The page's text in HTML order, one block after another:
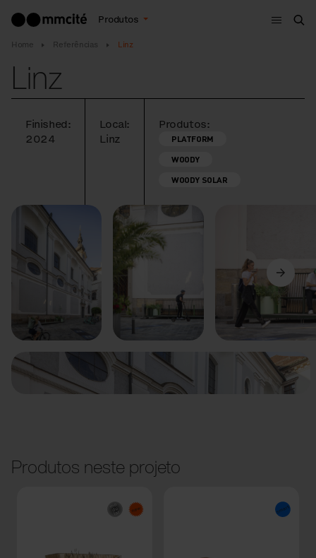
Produtos
Menu
Home Referências Linz
Linz
Finished:
2024
Local:
Linz
Produtos:
PLATFORM
WOODY
WOODY SOLAR
Anterior
Produtos neste projeto